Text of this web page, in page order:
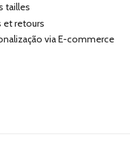
tailles
et retours
via E-commerce